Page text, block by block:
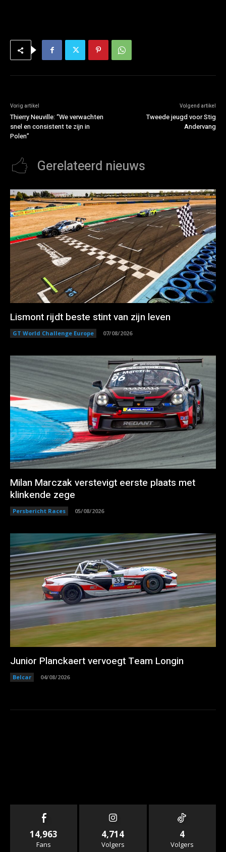
Vorig artikel
Thierry Neuville: “We verwachten
snel en consistent te zijn in
Polen”
Volgend artikel
Tweede jeugd voor Stig
Andervang
Gerelateerd nieuws
Lismont rijdt beste stint van zijn leven
GT World Challenge Europe 07/08/2026
Milan Marczak verstevigt eerste plaats met
klinkende zege
Persbericht Races 05/08/2026
Junior Planckaert vervoegt Team Longin
Belcar 04/08/2026
14,963
Fans
4,714
Volgers
4
Volgers